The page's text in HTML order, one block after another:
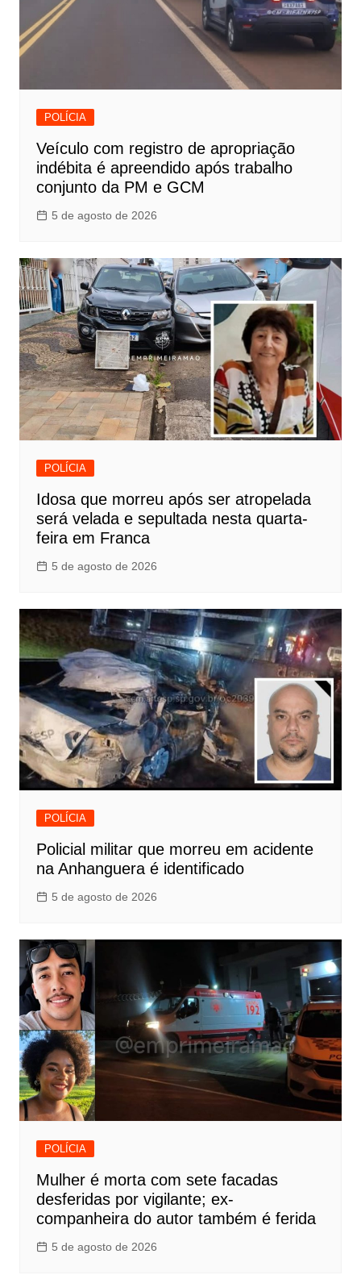
POLÍCIA
Veículo com registro de apropriação
indébita é apreendido após trabalho
conjunto da PM e GCM
5 de agosto de 2026
POLÍCIA
Idosa que morreu após ser atropelada
será velada e sepultada nesta quarta-
feira em Franca
5 de agosto de 2026
POLÍCIA
Policial militar que morreu em acidente
na Anhanguera é identificado
5 de agosto de 2026
POLÍCIA
Mulher é morta com sete facadas
desferidas por vigilante; ex-
companheira do autor também é ferida
5 de agosto de 2026